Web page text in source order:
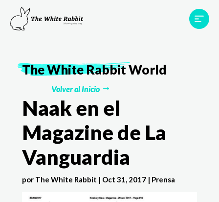
Proyectos
Testimonios
TWR World
The White RabbitWorld
Volver al Inicio
Naak en el
Magazine de La
Vanguardia
por The White Rabbit | Oct 31, 2017| Prensa